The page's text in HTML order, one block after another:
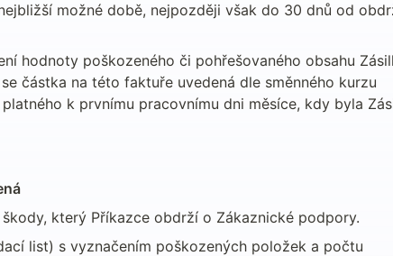
možné době, nejpozději však do 30 dnů od
hodnoty poškozeného či pohřešovaného obsahu
částka na této faktuře uvedená dle směnného kurzu
k prvnímu pracovnímu dni měsíce, kdy byla
který Příkazce obdrží o Zákaznické podpory.
list) s vyznačením poškozených položek a počtu